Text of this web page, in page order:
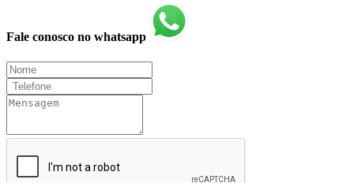
Fale conosco no whatsapp